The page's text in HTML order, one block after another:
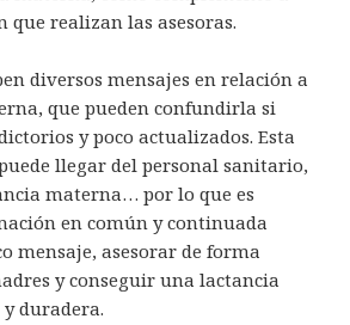
realizan las asesoras.
diversos mensajes en relación a
que pueden confundirla si
y poco actualizados. Esta
llegar del personal sanitario,
materna… por lo que es
en común y continuada
mensaje, asesorar de forma
y conseguir una lactancia
duradera.